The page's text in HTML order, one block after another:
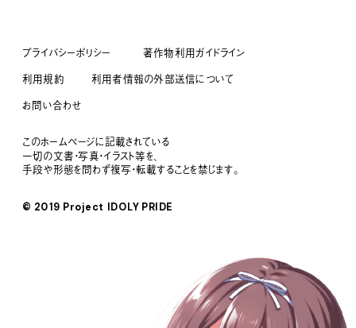
プライバシーポリシー
著作物利用ガイドライン
利用規約
利用者情報の外部送信について
お問い合わせ
このホームページに記載されている
一切の文書・写真・イラスト等を、
手段や形態を問わず複写・転載することを禁じます。
© 2019 Project IDOLY PRIDE